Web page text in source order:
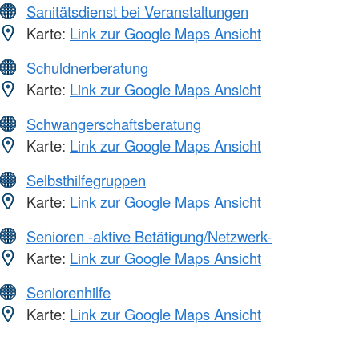
Sanitätsdienst bei Veranstaltungen
Karte: Link zur Google Maps Ansicht
Schuldnerberatung
Karte: Link zur Google Maps Ansicht
Schwangerschaftsberatung
Karte: Link zur Google Maps Ansicht
Selbsthilfegruppen
Karte: Link zur Google Maps Ansicht
Senioren -aktive Betätigung/Netzwerk-
Karte: Link zur Google Maps Ansicht
Seniorenhilfe
Karte: Link zur Google Maps Ansicht